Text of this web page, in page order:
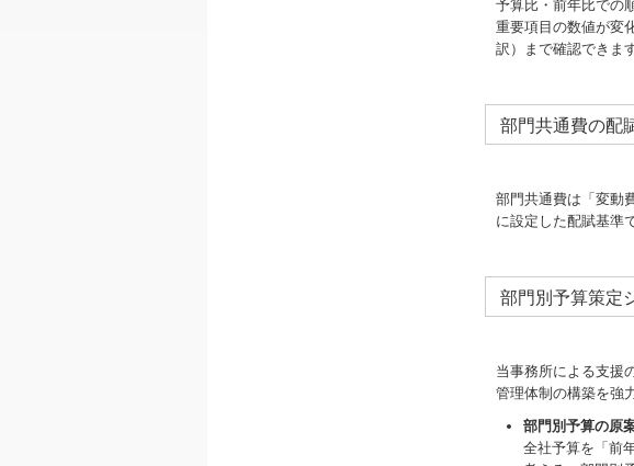
予算比・前年比での
重要項目の数値が変
訳）まで確認できます
部門共通費の配
部門共通費は「変動
に設定した配賦基準
部門別予算策定
当事務所による支援
管理体制の構築を強
部門別予算の原
全社予算を「前